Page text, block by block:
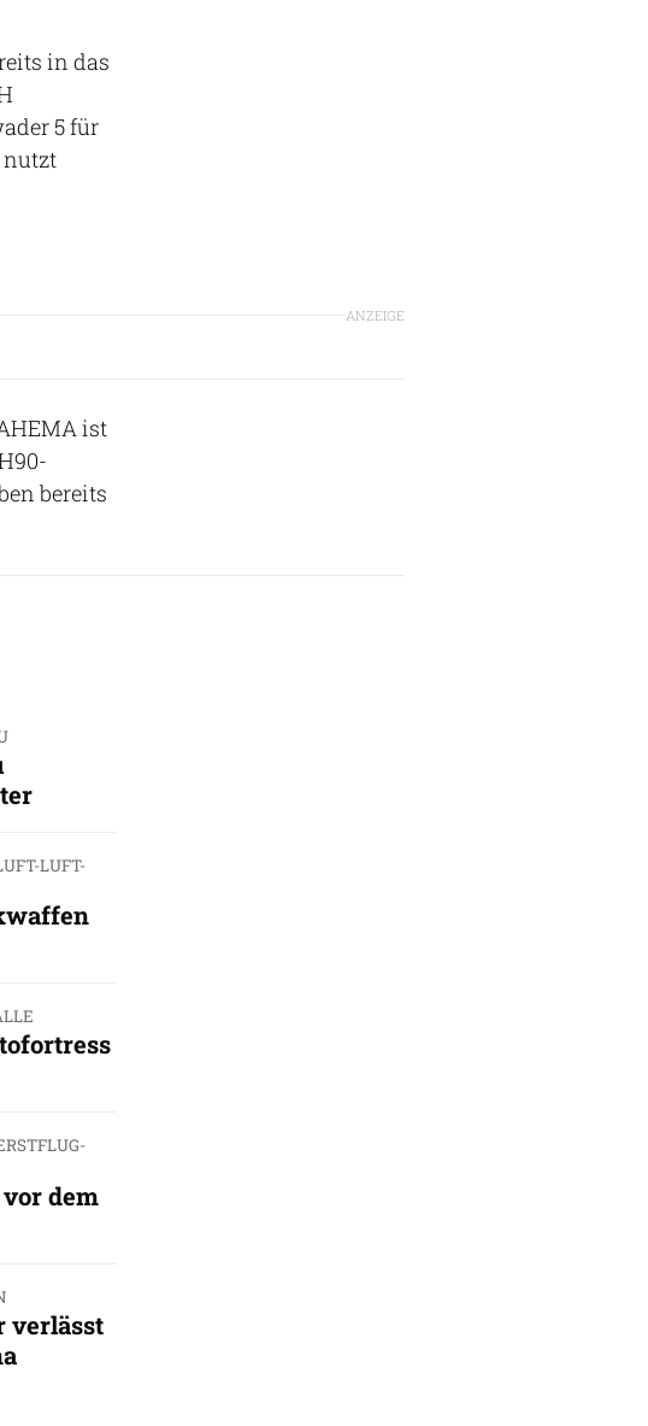
in das
5 für
nutzt
ANZEIGE
ist
bereits
LUFT-
dem
verlässt